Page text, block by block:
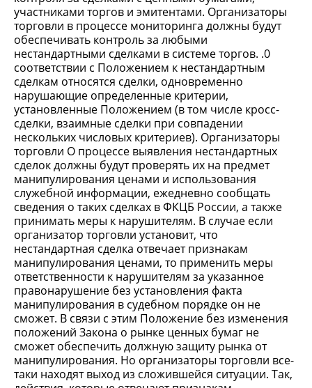
участниками торгов и эмитентами. Организаторы
торговли в процессе мониторинга должны будут
обеспечивать контроль за любыми
нестандартными сделками в системе торгов. .0
соответствии с Положением к нестандартным
сделкам относятся сделки, одновременно
нарушающие определенные критерии,
установленные Положением (в том числе кросс-
сделки, взаимные сделки при совпадении
нескольких числовых критериев). Организаторы
торговли О процессе выявления нестандартных
сделок должны будут проверять их на предмет
манипулирования ценами и использования
служебной информации, ежедневно сообщать
сведения о таких сделках в ФКЦБ России, а также
принимать меры к нарушителям. В случае если
организатор торговли установит, что
нестандартная сделка отвечает признакам
манипулирования ценами, то применить меры
ответственности к нарушителям за указанное
правонарушение без установления факта
манипулирования в судебном порядке он не
сможет. В связи с этим Положение без изменения
положений Закона о рынке ценных бумаг не
сможет обеспечить должную защиту рынка от
манипулирования. Но организаторы торговли все-
таки находят выход из сложившейся ситуации. Так,